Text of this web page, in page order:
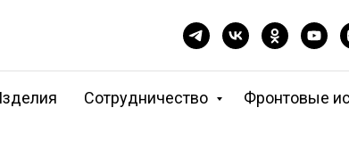
Сотрудничество Фронтовые